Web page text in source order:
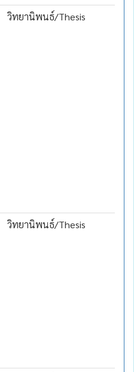
วิทยานิพนธ์/Thesis
วิทยานิพนธ์/Thesis